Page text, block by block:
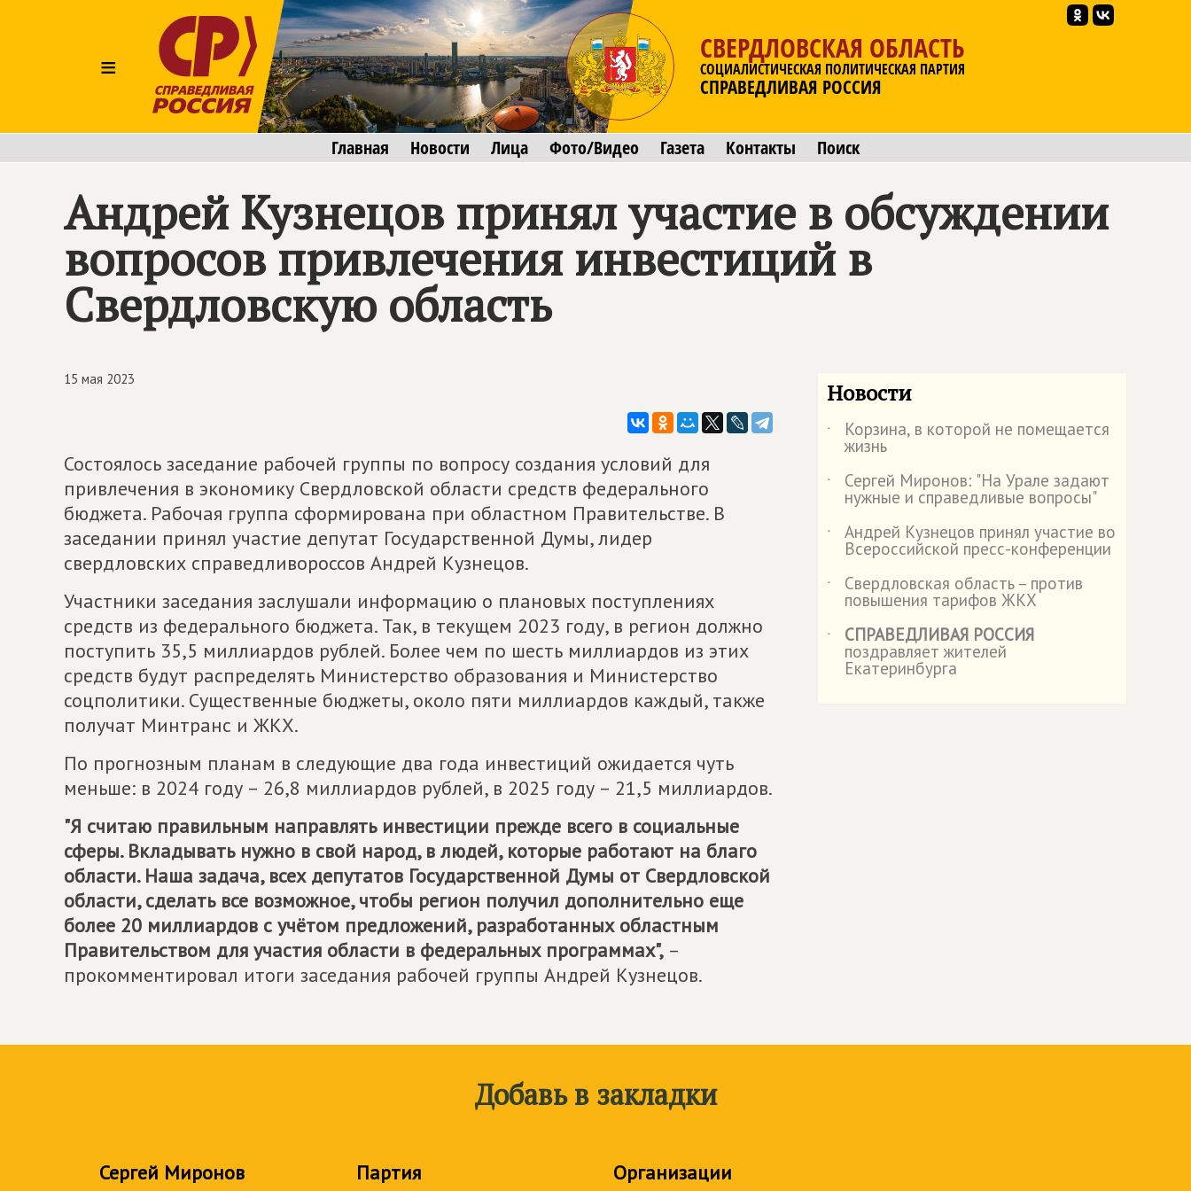
≡
СВЕРДЛОВСКАЯ ОБЛАСТЬ
СОЦИАЛИСТИЧЕСКАЯ ПОЛИТИЧЕСКАЯ ПАРТИЯ
СПРАВЕДЛИВАЯ РОССИЯ
Главная Новости Лица Фото/Видео Газета Контакты Поиск
Андрей Кузнецов принял участие в обсуждении
вопросов привлечения инвестиций в
Свердловскую область
15 мая 2023
Состоялось заседание рабочей группы по вопросу создания условий для
привлечения в экономику Свердловской области средств федерального
бюджета. Рабочая группа сформирована при областном Правительстве. В
заседании принял участие депутат Государственной Думы, лидер
свердловских справедливороссов Андрей Кузнецов.
Участники заседания заслушали информацию о плановых поступлениях
средств из федерального бюджета. Так, в текущем 2023 году, в регион должно
поступить 35,5 миллиардов рублей. Более чем по шесть миллиардов из этих
средств будут распределять Министерство образования и Министерство
соцполитики. Существенные бюджеты, около пяти миллиардов каждый, также
получат Минтранс и ЖКХ.
По прогнозным планам в следующие два года инвестиций ожидается чуть
меньше: в 2024 году – 26,8 миллиардов рублей, в 2025 году – 21,5 миллиардов.
"Я считаю правильным направлять инвестиции прежде всего в социальные
сферы. Вкладывать нужно в свой народ, в людей, которые работают на благо
области. Наша задача, всех депутатов Государственной Думы от Свердловской
области, сделать все возможное, чтобы регион получил дополнительно еще
более 20 миллиардов с учётом предложений, разработанных областным
Правительством для участия области в федеральных программах", –
прокомментировал итоги заседания рабочей группы Андрей Кузнецов.
Новости
˙ Корзина, в которой не помещается
жизнь
˙
Сергей Миронов: "На Урале задают
нужные и справедливые вопросы"
˙
Андрей Кузнецов принял участие во
Всероссийской пресс-конференции
˙
Свердловская область – против
повышения тарифов ЖКХ
˙
СПРАВЕДЛИВАЯ РОССИЯ
поздравляет жителей
Екатеринбурга
Добавь в закладки
Сергей Миронов Партия Организации